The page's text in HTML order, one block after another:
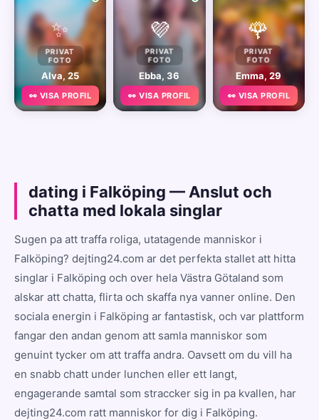
✨
PRIVAT
FOTO
Alva, 25
👀 VISA PROFIL
💜
PRIVAT
FOTO
Ebba, 36
👀 VISA PROFIL
🌹
PRIVAT
FOTO
Emma, 29
👀 VISA PROFIL
dating i Falköping — Anslut och
chatta med lokala singlar
Sugen pa att traffa roliga, utatagende manniskor i
Falköping? dejting24.com ar det perfekta stallet att hitta
singlar i Falköping och over hela Västra Götaland som
alskar att chatta, flirta och skaffa nya vanner online. Den
sociala energin i Falköping ar fantastisk, och var plattform
fangar den andan genom att samla manniskor som
genuint tycker om att traffa andra. Oavsett om du vill ha
en snabb chatt under lunchen eller ett langt,
engagerande samtal som straccker sig in pa kvallen, har
dejting24.com ratt manniskor for dig i Falköping.